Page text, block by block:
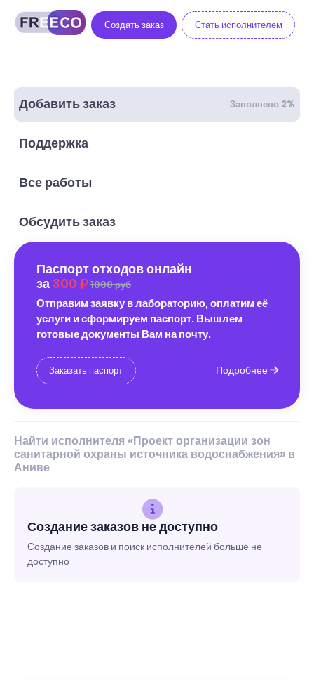
Создать заказ Стать исполнителем
Добавить заказ Заполнено 2%
Поддержка
Все работы
Обсудить заказ
Паспорт отходов онлайн
за 300 1000 руб
Отправим заявку в лабораторию, оплатим её
услуги и сформируем паспорт. Вышлем
готовые документы Вам на почту.
Заказать паспорт Подробнее
Найти исполнителя «Проект организации зон
санитарной охраны источника водоснабжения» в
Аниве
Создание заказов не доступно
Создание заказов и поиск исполнителей больше не
доступно